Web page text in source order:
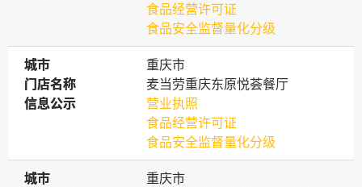
食品经营许可证
食品安全监督量化分级
城市
城市
重庆市
门店名称
门店名称
麦当劳重庆东原悦荟餐厅
信息公示
信息公示
营业执照
食品经营许可证
食品安全监督量化分级
城市
城市
重庆市